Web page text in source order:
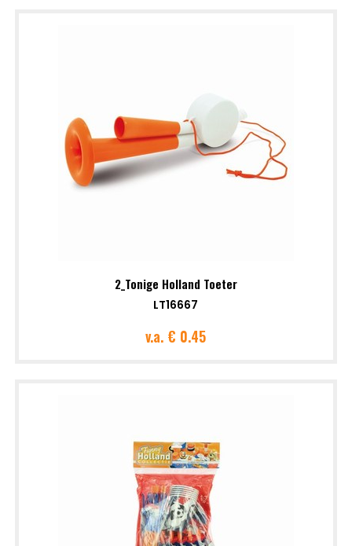
2_Tonige Holland Toeter
LT16667
v.a. € 0.45